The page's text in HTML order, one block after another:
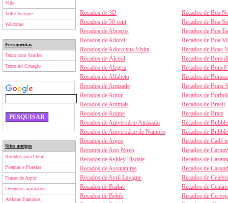
Vida
Volte Sempre
Welcome
Ferramentas
Texto com Smiles
Texto no Coração
Sites amigos
Recados para Orkut
Poemas e Poesias
Frases de Amor
Desenhos animados
Artistas Famosos
Recados de 3D
Recados de 50 cent
Recados de Abraços
Recados de Adorei
Recados de Adoro sua Visita
Recados de Álcool
Recados de Alegria
Recados de Alfabeto
Recados de Amizade
Recados de Amor
Recados de Animais
Recados de Anime
Recados de Aniversário Atrasado
Recados de Aniversário de Namoro
Recados de Anjos
Recados de Ano Novo
Recados de Ashley Tisdale
Recados de Assinaturas
Recados de Avril Lavigne
Recados de Barbie
Recados de Bebês
Recados de Boa
Recados de Boa
Recados de Boa
Recados de Boa
Recados de Boas
Recados de Bom
Recados de Bom
Recados de
Recados de Bons
Recados de
Recados de Brasil
Recados de Bratz
Recados de
Recados de
Recados de Cadê
Recados de
Recados de
Recados de
Recados de
Recados de
Recados de